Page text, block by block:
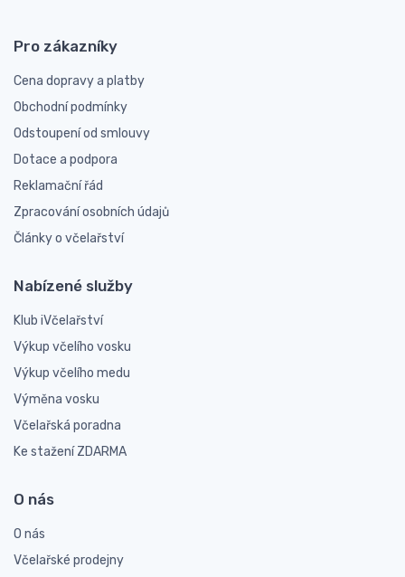
Pro zákazníky
Cena dopravy a platby
Obchodní podmínky
Odstoupení od smlouvy
Dotace a podpora
Reklamační řád
Zpracování osobních údajů
Články o včelařství
Nabízené služby
Klub iVčelařství
Výkup včelího vosku
Výkup včelího medu
Výměna vosku
Včelařská poradna
Ke stažení ZDARMA
O nás
O nás
Včelařské prodejny